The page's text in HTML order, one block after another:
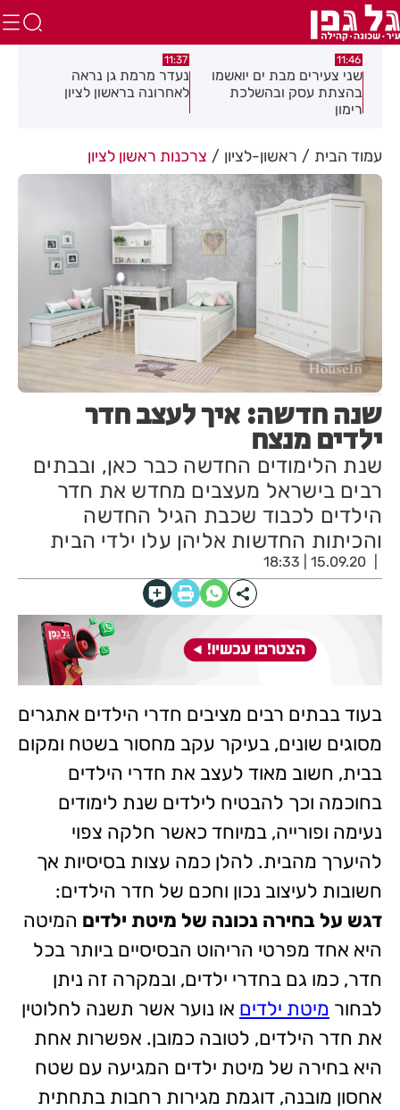
11:37
נעדר מרמת גן נראה
לאחרונה בראשון לציון
10:50
קניית עוקבים בטיקטוק –
הדרך להגדיל את החשבון
עמוד הבית ראשון-לציון צרכנות ראשון לציון
שנה חדשה: איך לעצב חדר
ילדים מנצח
שנת הלימודים החדשה כבר כאן, ובבתים
רבים בישראל מעצבים מחדש את חדר
הילדים לכבוד שכבת הגיל החדשה
והכיתות החדשות אליהן עלו ילדי הבית
15.09.20 | 18:33
בעוד בבתים רבים מציבים חדרי הילדים אתגרים
מסוגים שונים, בעיקר עקב מחסור בשטח ומקום
בבית, חשוב מאוד לעצב את חדרי הילדים
בחוכמה וכך להבטיח לילדים שנת לימודים
נעימה ופורייה, במיוחד כאשר חלקה צפוי
להיערך מהבית. להלן כמה עצות בסיסיות אך
חשובות לעיצוב נכון וחכם של חדר הילדים:
דגש על בחירה נכונה של מיטת ילדים המיטה
היא אחד מפרטי הריהוט הבסיסיים ביותר בכל
חדר, כמו גם בחדרי ילדים, ובמקרה זה ניתן
לבחור מיטת ילדים או נוער אשר תשנה לחלוטין
את חדר הילדים, לטובה כמובן. אפשרות אחת
היא בחירה של מיטת ילדים המגיעה עם שטח
אחסון מובנה, דוגמת מגירות רחבות בתחתית